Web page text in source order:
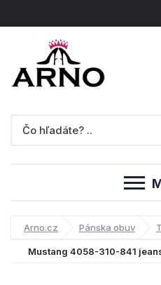
Arno.cz Pánska obuv
Mustang 4058-310-841